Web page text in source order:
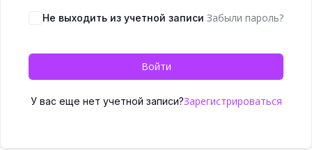
Не выходить из учетной записи Забыли пароль?
Войти
У вас еще нет учетной записи?Зарегистрироваться